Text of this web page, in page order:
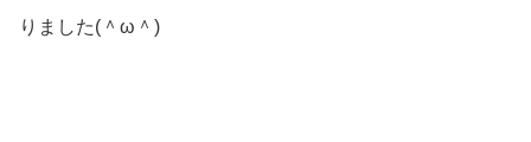
りました(＾ω＾)